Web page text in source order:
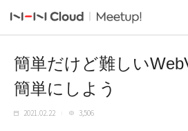
簡単だけど難しい
簡単にしよう
2021.02.22 3,506